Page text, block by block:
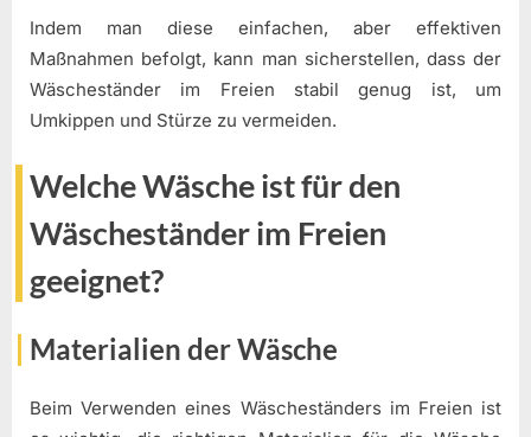
Indem man diese einfachen, aber effektiven
Maßnahmen befolgt, kann man sicherstellen, dass der
Wäscheständer im Freien stabil genug ist, um
Umkippen und Stürze zu vermeiden.
Welche Wäsche ist für den
Wäscheständer im Freien
geeignet?
Materialien der Wäsche
Beim Verwenden eines Wäscheständers im Freien ist